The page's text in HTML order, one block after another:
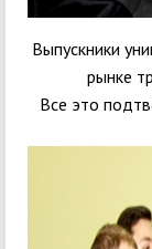
Выпускники
рынке
Все это